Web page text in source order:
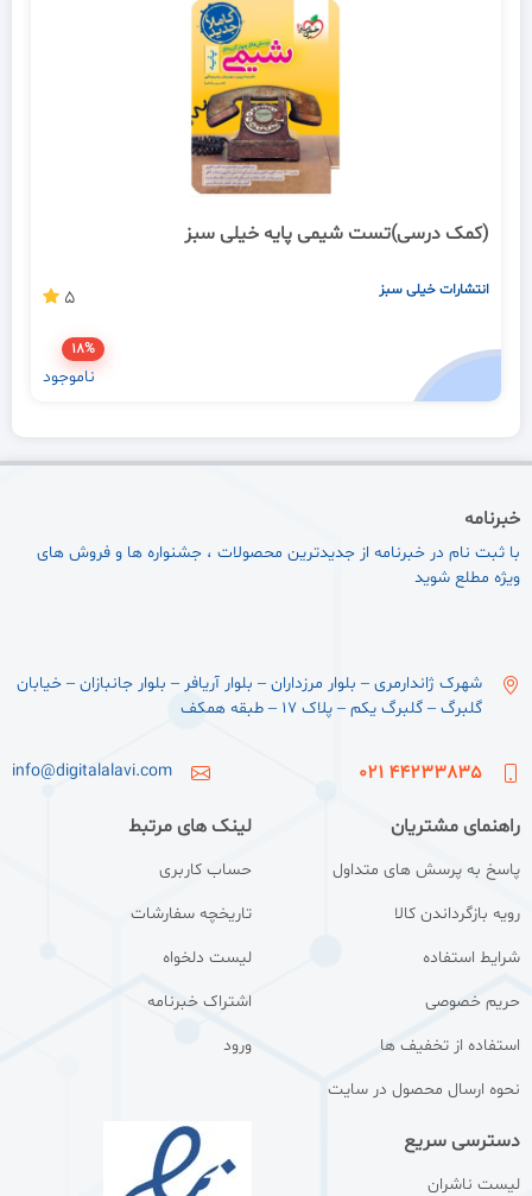
(کمک درسی)تست شیمی پایه خیلی سبز
انتشارات خیلی سبز 5
18%
ناموجود
خبرنامه
با ثبت نام در خبرنامه از جدیدترین محصولات ، جشنواره ها و فروش های
ویژه مطلع شوید
شهرک ژاندارمری – بلوار مرزداران – بلوار آریافر – بلوار جانبازان – خیابان
گلبرگ – گلبرگ یکم – پلاک ۱۷ – طبقه همکف
44233835 021
info@digitalalavi.com
راهنمای مشتریان
پاسخ به پرسش های متداول
رویه بازگرداندن کالا
شرایط استفاده
حریم خصوصی
استفاده از تخفیف ها
نحوه ارسال محصول در سایت
لینک های مرتبط
حساب کاربری
تاریخچه سفارشات
لیست دلخواه
اشتراک خبرنامه
ورود
دسترسی سریع
لیست ناشران